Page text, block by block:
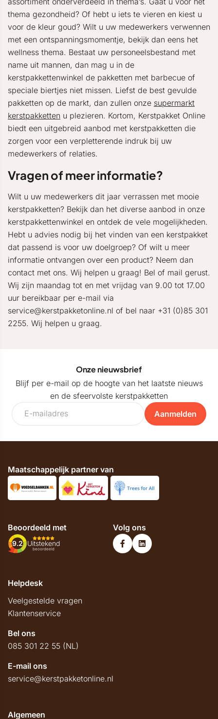
thema gezondheid? Of hebt u iets te vieren en kiest u
voor de kleur goud? Wilt u uw medewerkers verwennen
met een ontspanningsmomentje, bekijk dan eens het
wellness thema. Bestaat uw personeelsbestand met
name uit mannen, dan mag u in de
kerstpakkettenwinkel de pakketten met barbecue of
speciale biertjes niet missen. Liefst de best gevulde
pakketten op de markt, dan zullen onze supermarkt
kerstpakketten u plezieren. Kortom, Kerstpakket Online
biedt een uitgebreid aanbod met kerstpakketten die
zorgen voor een verpletterende indruk bij uw
medewerkers of relaties.
Vragen of meer informatie?
Wilt u uw medewerkers dit jaar verrassen met mooie
kerstpakketten? Bekijk dan het diverse aanbod in onze
kerstpakkettenwinkel en ontdek de vele mogelijkheden.
Hebt u advies nodig bij het vinden van een kerstpakket
dat passend is voor uw doelgroep? Of wilt u meer
informatie ontvangen over een product? Neem dan
contact met ons. Wij helpen u graag! Bel of mail gerust.
Wij zijn maandag tot en met vrijdag van 9.00 tot 17.00
uur bereikbaar per e-mail via
service@kerstpakketonline.nl of bel naar +31 (0)85 301
2255. Wij helpen u graag.
Onze nieuwsbrief
Blijf per e-mail op de hoogte van het laatste nieuws
en de sfeervolste kerstpakketten
Aanmelden
Maatschappelijk partner van
Beoordeeld met
9.2 Uitstekend
beoordeeld
Volg ons
Helpdesk
Veelgestelde vragen
Klantenservice
Bel ons
085 301 22 55 (NL)
E-mail ons
service@kerstpakketonline.nl
Algemeen